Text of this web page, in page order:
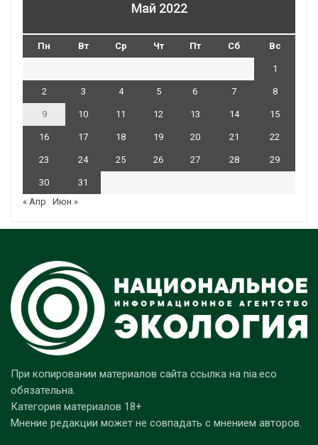
Май 2022
Пн Вт Ср Чт Пт Сб Вс
1
2 3 4 5 6 7 8
9 10 11 12 13 14 15
16 17 18 19 20 21 22
23 24 25 26 27 28 29
30
31
« Апр
Июн »
При копировании материалов сайта ссылка на nia.eco
обязательна.
Категория материалов 18+
Мнение редакции может не совпадать с мнением авторов.